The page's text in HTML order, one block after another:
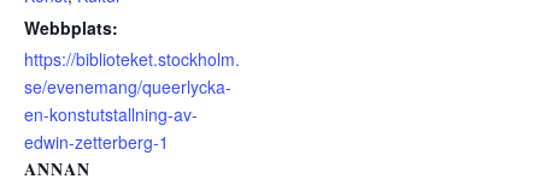
Webbplats:
https://biblioteket.stockholm.
se/evenemang/queerlycka-
en-konstutstallning-av-
edwin-zetterberg-1
ANNAN